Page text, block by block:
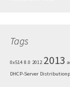
Tags
0x514 8.0 2012 2013
DHCP-Server